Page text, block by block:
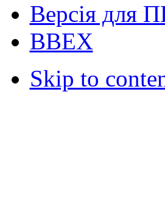
Версія для
ВВЕХ
Skip to